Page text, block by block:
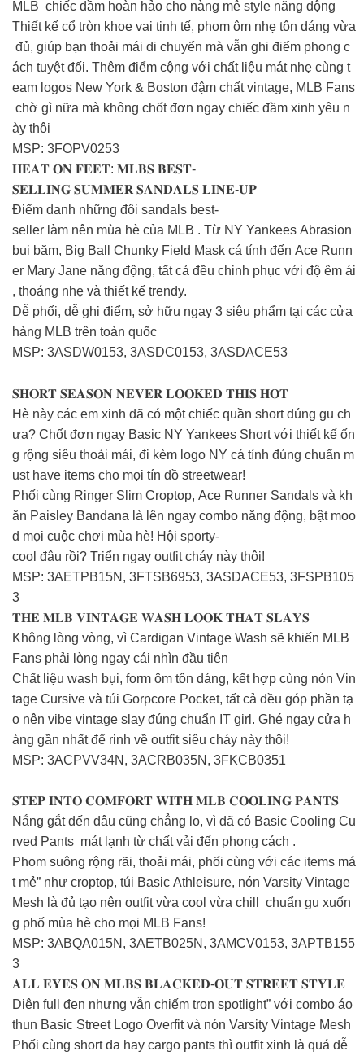
MLB chiếc đầm hoàn hảo cho nàng mê style năng động ️
Thiết kế cổ tròn khoe vai tinh tế, phom ôm nhẹ tôn dáng vừa
đủ, giúp bạn thoải mái di chuyển mà vẫn ghi điểm phong c
ách tuyệt đối. Thêm điểm cộng với chất liệu mát nhẹ cùng t
eam logos New York & Boston đậm chất vintage, MLB Fans
chờ gì nữa mà không chốt đơn ngay chiếc đầm xinh yêu n
ày thôi
MSP: 3FOPV0253
𝐇𝐄𝐀𝐓 𝐎𝐍 𝐅𝐄𝐄𝐓: 𝐌𝐋𝐁𝐒 𝐁𝐄𝐒𝐓-
𝐒𝐄𝐋𝐋𝐈𝐍𝐆 𝐒𝐔𝐌𝐌𝐄𝐑 𝐒𝐀𝐍𝐃𝐀𝐋𝐒 𝐋𝐈𝐍𝐄-𝐔𝐏
Điểm danh những đôi sandals best-
seller làm nên mùa hè của MLB ️. Từ NY Yankees Abrasion
bụi bặm, Big Ball Chunky Field Mask cá tính đến Ace Runn
er Mary Jane năng động, tất cả đều chinh phục với độ êm ái
, thoáng nhẹ và thiết kế trendy.
Dễ phối, dễ ghi điểm, sở hữu ngay 3 siêu phẩm tại các cửa
hàng MLB trên toàn quốc
MSP: 3ASDW0153, 3ASDC0153, 3ASDACE53
𝐒𝐇𝐎𝐑𝐓 𝐒𝐄𝐀𝐒𝐎𝐍 𝐍𝐄𝐕𝐄𝐑 𝐋𝐎𝐎𝐊𝐄𝐃 𝐓𝐇𝐈𝐒 𝐇𝐎𝐓
Hè này các em xinh đã có một chiếc quần short đúng gu ch
ưa? Chốt đơn ngay Basic NY Yankees Short với thiết kế ốn
g rộng siêu thoải mái, đi kèm logo NY cá tính đúng chuẩn m
ust have items cho mọi tín đồ streetwear! ️
Phối cùng Ringer Slim Croptop, Ace Runner Sandals và kh
ăn Paisley Bandana là lên ngay combo năng động, bật moo
d mọi cuộc chơi mùa hè! Hội sporty-
cool đâu rồi? Triển ngay outfit cháy này thôi!
MSP: 3AETPB15N, 3FTSB6953, 3ASDACE53, 3FSPB105
3
𝐓𝐇𝐄 𝐌𝐋𝐁 𝐕𝐈𝐍𝐓𝐀𝐆𝐄 𝐖𝐀𝐒𝐇 𝐋𝐎𝐎𝐊 𝐓𝐇𝐀𝐓 𝐒𝐋𝐀𝐘𝐒
Không lòng vòng, vì Cardigan Vintage Wash sẽ khiến MLB
Fans phải lòng ngay cái nhìn đầu tiên
Chất liệu wash bụi, form ôm tôn dáng, kết hợp cùng nón Vin
tage Cursive và túi Gorpcore Pocket, tất cả đều góp phần tạ
o nên vibe vintage slay đúng chuẩn IT girl. Ghé ngay cửa h
àng gần nhất để rinh về outfit siêu cháy này thôi!
MSP: 3ACPVV34N, 3ACRB035N, 3FKCB0351
𝐒𝐓𝐄𝐏 𝐈𝐍𝐓𝐎 𝐂𝐎𝐌𝐅𝐎𝐑𝐓 𝐖𝐈𝐓𝐇 𝐌𝐋𝐁 𝐂𝐎𝐎𝐋𝐈𝐍𝐆 𝐏𝐀𝐍𝐓𝐒
Nắng gắt đến đâu cũng chẳng lo, vì đã có Basic Cooling Cu
rved Pants mát lạnh từ chất vải đến phong cách .
Phom suông rộng rãi, thoải mái, phối cùng với các items má
t mẻ” như croptop, túi Basic Athleisure, nón Varsity Vintage
Mesh là đủ tạo nên outfit vừa cool vừa chill chuẩn gu xuốn
g phố mùa hè cho mọi MLB Fans!
MSP: 3ABQA015N, 3AETB025N, 3AMCV0153, 3APTB155
3
𝐀𝐋𝐋 𝐄𝐘𝐄𝐒 𝐎𝐍 𝐌𝐋𝐁𝐒 𝐁𝐋𝐀𝐂𝐊𝐄𝐃-𝐎𝐔𝐓 𝐒𝐓𝐑𝐄𝐄𝐓 𝐒𝐓𝐘𝐋𝐄
Diện full đen nhưng vẫn chiếm trọn spotlight” với combo áo
thun Basic Street Logo Overfit và nón Varsity Vintage Mesh
Phối cùng short da hay cargo pants thì outfit xinh là quá dễ